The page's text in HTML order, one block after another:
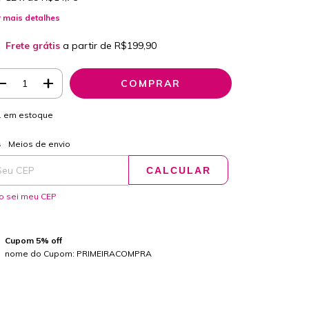
mais detalhes
Frete grátis a partir de R$199,90
em estoque
para o CEP:
Meios de envio
CALCULAR
sei meu CEP
Cupom 5% off
nome do Cupom: PRIMEIRACOMPRA